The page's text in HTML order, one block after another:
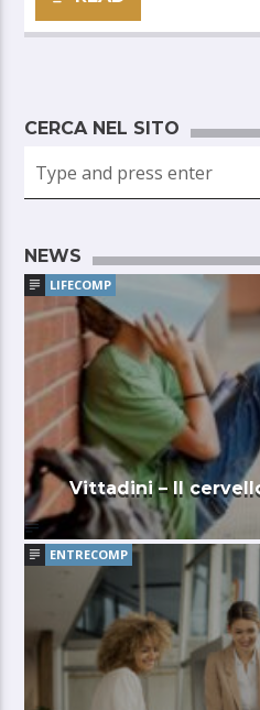
CERCA NEL SITO
NEWS
LIFECOMP
Vittadini – Il
ENTRECOMP